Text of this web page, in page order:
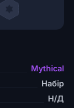
Mythical
Набір
Н/Д